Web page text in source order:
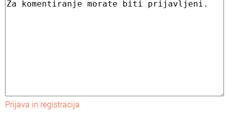
Prijava in registracija